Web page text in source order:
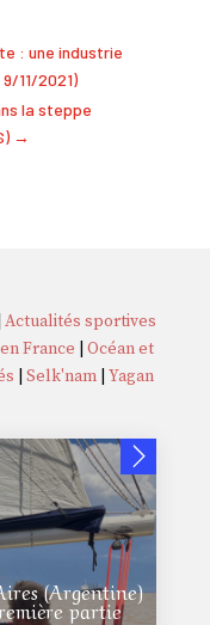
: une industrie
11/2021)
la steppe
→
Actualités sportives
France
Océan et
Selk'nam| Yagan
(Argentine)
partie